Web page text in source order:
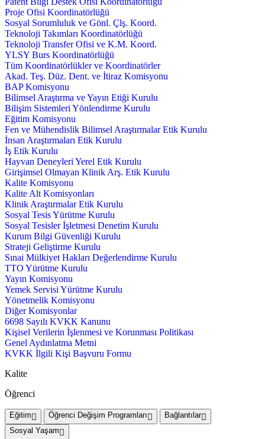
Proje Ofisi Koordinatörlüğü
Sosyal Sorumluluk ve Gönl. Çlş. Koord.
Teknoloji Takımları Koordinatörlüğü
Teknoloji Transfer Ofisi ve K.M. Koord.
YLSY Burs Koordinatörlüğü
Tüm Koordinatörlükler ve Koordinatörler
Akad. Teş. Düz. Dent. ve İtiraz Komisyonu
BAP Komisyonu
Bilimsel Araştırma ve Yayın Etiği Kurulu
Bilişim Sistemleri Yönlendirme Kurulu
Eğitim Komisyonu
Fen ve Mühendislik Bilimsel Araştırmalar Etik Kurulu
İnsan Araştırmaları Etik Kurulu
İş Etik Kurulu
Hayvan Deneyleri Yerel Etik Kurulu
Girişimsel Olmayan Klinik Arş. Etik Kurulu
Kalite Komisyonu
Kalite Alt Komisyonları
Klinik Araştırmalar Etik Kurulu
Sosyal Tesis Yürütme Kurulu
Sosyal Tesisler İşletmesi Denetim Kurulu
Kurum Bilgi Güvenliği Kurulu
Strateji Geliştirme Kurulu
Sınai Mülkiyet Hakları Değerlendirme Kurulu
TTO Yürütme Kurulu
Yayın Komisyonu
Yemek Servisi Yürütme Kurulu
Yönetmelik Komisyonu
Diğer Komisyonlar
6698 Sayılı KVKK Kanunu
Kişisel Verilerin İşlenmesi ve Korunması Politikası
Genel Aydınlatma Metni
KVKK İlgili Kişi Başvuru Formu
Kalite
Öğrenci
Eğitim Öğrenci Değişim Programları
Bağlantılar
Sosyal Yaşam